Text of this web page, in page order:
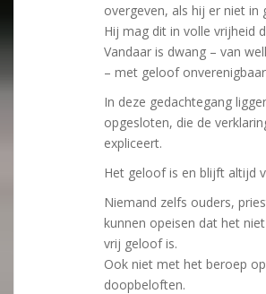
overgeven, als hij er niet in
Hij mag dit in volle vrijheid
Vandaar is dwang – van
– met geloof
In deze gedachtegang
opgesloten, die de
expliceert.
Het geloof is en blijft altijd
Niemand zelfs ouders,
kunnen opeisen dat het
vrij geloof is.
Ook niet met het beroep
doopbeloften.